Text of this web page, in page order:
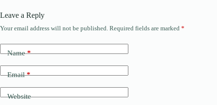
Leave a Reply
Your email address will not be published. Required fields are marked *
Name*
Email*
Website